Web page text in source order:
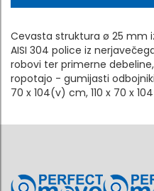
Cevasta struktura ø 25 mm
AISI 304 police iz
robovi ter primerne
ropotajo - gumijasti
70 x 104(v) cm, 110 x 70 x